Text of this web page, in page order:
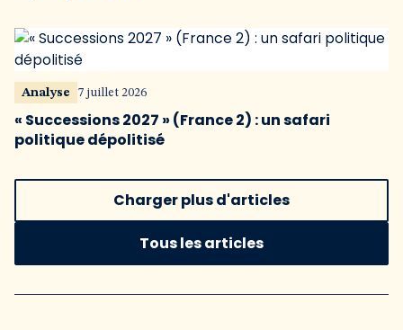
Analyse 7 juillet 2026
« Successions 2027 » (France 2) : un safari
politique dépolitisé
Charger plus d'articles
Tous les articles